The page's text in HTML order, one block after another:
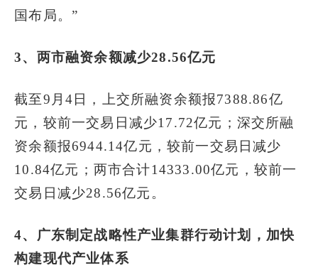
国布局。”
3、两市融资余额减少28.56亿元
截至9月4日，上交所融资余额报7388.86亿
元，较前一交易日减少17.72亿元；深交所融
资余额报6944.14亿元，较前一交易日减少
10.84亿元；两市合计14333.00亿元，较前一
交易日减少28.56亿元。
4、广东制定战略性产业集群行动计划，加快
构建现代产业体系